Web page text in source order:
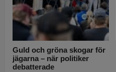
Guld och gröna skogar för
jägarna – när politiker
debatterade